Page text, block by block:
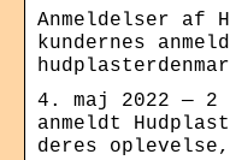
Anmeldelser af
kundernes
4. maj 2022 — 2
anmeldt
deres